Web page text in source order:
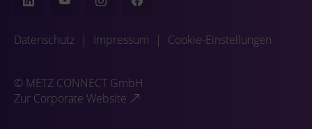
Datenschutz | Impressum | Cookie-Einstellungen
© METZ CONNECT GmbH
Zur Corporate Website